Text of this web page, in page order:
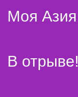
Моя Азия
В отрыве!